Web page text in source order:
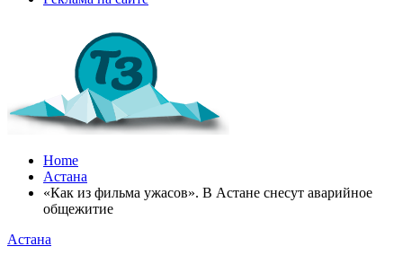
Home
Астана
«Как из фильма ужасов». В Астане снесут аварийное
общежитие
Астана